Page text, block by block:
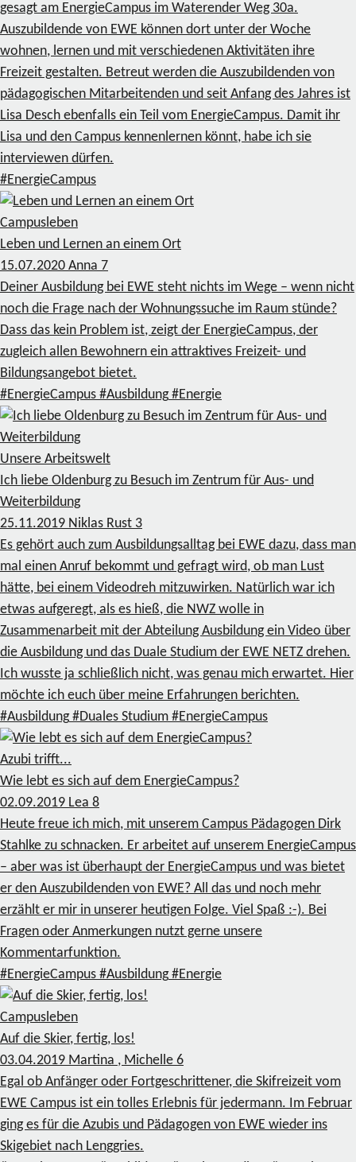
gesagt am EnergieCampus im Waterender Weg 30a.
Auszubildende von EWE können dort unter der Woche
wohnen, lernen und mit verschiedenen Aktivitäten ihre
Freizeit gestalten. Betreut werden die Auszubildenden von
pädagogischen Mitarbeitenden und seit Anfang des Jahres ist
Lisa Desch ebenfalls ein Teil vom EnergieCampus. Damit ihr
Lisa und den Campus kennenlernen könnt, habe ich sie
interviewen dürfen.
#EnergieCampus
Campusleben
Leben und Lernen an einem Ort
15.07.2020 Anna 7
Deiner Ausbildung bei EWE steht nichts im Wege – wenn nicht
noch die Frage nach der Wohnungssuche im Raum stünde?
Dass das kein Problem ist, zeigt der EnergieCampus, der
zugleich allen Bewohnern ein attraktives Freizeit- und
Bildungsangebot bietet.
#EnergieCampus #Ausbildung #Energie
Unsere Arbeitswelt
Ich liebe Oldenburg zu Besuch im Zentrum für Aus- und
Weiterbildung
25.11.2019 Niklas Rust 3
Es gehört auch zum Ausbildungsalltag bei EWE dazu, dass man
mal einen Anruf bekommt und gefragt wird, ob man Lust
hätte, bei einem Videodreh mitzuwirken. Natürlich war ich
etwas aufgeregt, als es hieß, die NWZ wolle in
Zusammenarbeit mit der Abteilung Ausbildung ein Video über
die Ausbildung und das Duale Studium der EWE NETZ drehen.
Ich wusste ja schließlich nicht, was genau mich erwartet. Hier
möchte ich euch über meine Erfahrungen berichten.
#Ausbildung #Duales Studium #EnergieCampus
Azubi trifft...
Wie lebt es sich auf dem EnergieCampus?
02.09.2019 Lea 8
Heute freue ich mich, mit unserem Campus Pädagogen Dirk
Stahlke zu schnacken. Er arbeitet auf unserem EnergieCampus
– aber was ist überhaupt der EnergieCampus und was bietet
er den Auszubildenden von EWE? All das und noch mehr
erzählt er mir in unserer heutigen Folge. Viel Spaß :-). Bei
Fragen oder Anmerkungen nutzt gerne unsere
Kommentarfunktion.
#EnergieCampus #Ausbildung #Energie
Campusleben
Auf die Skier, fertig, los!
03.04.2019 Martina , Michelle 6
Egal ob Anfänger oder Fortgeschrittener, die Skifreizeit vom
EWE Campus ist ein tolles Erlebnis für jedermann. Im Februar
ging es für die Azubis und Pädagogen von EWE wieder ins
Skigebiet nach Lenggries.